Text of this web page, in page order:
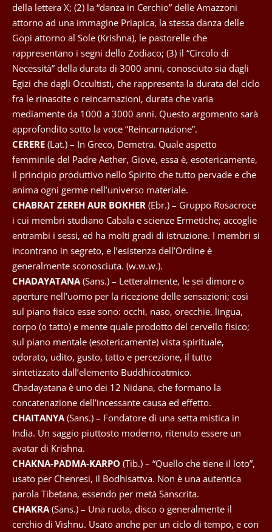
della lettera X; (2) la “danza in Cerchio” delle Amazzoni
attorno ad una immagine Priapica, la stessa danza delle
Gopi attorno al Sole (Krishna), le pastorelle che
rappresentano i segni dello Zodiaco; (3) il “Circolo di
Necessità” della durata di 3000 anni, conosciuto sia dagli
Egizi che dagli Occultisti, che rappresenta la durata del ciclo
fra le rinascite o reincarnazioni, durata che varia
mediamente da 1000 a 3000 anni. Questo argomento sarà
approfondito sotto la voce “Reincarnazione”.
CERERE (Lat.) – In Greco, Demetra. Quale aspetto
femminile del Padre Aether, Giove, essa è, esotericamente,
il principio produttivo nello Spirito che tutto pervade e che
anima ogni germe nell’universo materiale.
CHABRAT ZEREH AUR BOKHER (Ebr.) – Gruppo Rosacroce
i cui membri studiano Cabala e scienze Ermetiche; accoglie
entrambi i sessi, ed ha molti gradi di istruzione. I membri si
incontrano in segreto, e l’esistenza dell’Ordine è
generalmente sconosciuta. (w.w.w.).
CHADAYATANA (Sans.) – Letteralmente, le sei dimore o
aperture nell’uomo per la ricezione delle sensazioni; così
sul piano fisico esse sono: occhi, naso, orecchie, lingua,
corpo (o tatto) e mente quale prodotto del cervello fisico;
sul piano mentale (esotericamente) vista spirituale,
odorato, udito, gusto, tatto e percezione, il tutto
sintetizzato dall’elemento Buddhicoatmico.
Chadayatana è uno dei 12 Nidana, che formano la
concatenazione dell’incessante causa ed effetto.
CHAITANYA (Sans.) – Fondatore di una setta mistica in
India. Un saggio piuttosto moderno, ritenuto essere un
avatar di Krishna.
CHAKNA-PADMA-KARPO (Tib.) – “Quello che tiene il loto”,
usato per Chenresi, il Bodhisattva. Non è una autentica
parola Tibetana, essendo per metà Sanscrita.
CHAKRA (Sans.) – Una ruota, disco o generalmente il
cerchio di Vishnu. Usato anche per un ciclo di tempo, e con